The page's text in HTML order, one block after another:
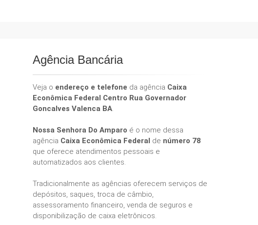
Agência Bancária
Veja o endereço e telefone da agência Caixa
Econômica Federal Centro Rua Governador
Goncalves Valenca BA.
Nossa Senhora Do Amparo é o nome dessa
agência Caixa Econômica Federal de número 78
que oferece atendimentos pessoais e
automatizados aos clientes.
Tradicionalmente as agências oferecem serviços de
depósitos, saques, troca de câmbio,
assessoramento financeiro, venda de seguros e
disponibilização de caixa eletrônicos.